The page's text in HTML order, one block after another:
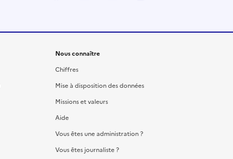
Nous connaître
Chiffres
Mise à disposition des données
Missions et valeurs
Aide
Vous êtes une administration ?
Vous êtes journaliste ?